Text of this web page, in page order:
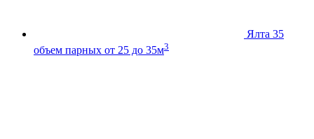
Ялта 35
объем парных от 25 до 35м3